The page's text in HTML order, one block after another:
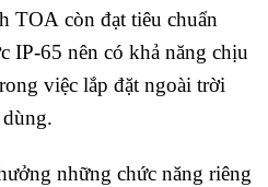
TOA còn đạt tiêu chuẩn
IP-65 nên có khả năng chịu
việc lắp đặt ngoài trời
những chức năng riêng